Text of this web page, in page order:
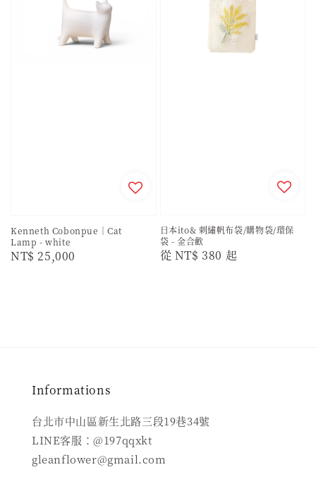
Kenneth Cobonpue｜Cat
Lamp - white
Regular
NT$ 25,000
日本ito& 刺繡帆布袋/購物袋/環保
袋 - 金合歡
Regular
從 NT$ 380 起
Informations
台北市中山區新生北路三段19巷34號
LINE客服：@197qqxkt
gleanflower@gmail.com